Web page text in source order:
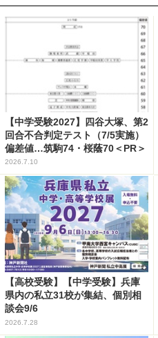
【中学受験2027】四谷大塚、第2
回合不合判定テスト（7/5実施）
偏差値…筑駒74・桜蔭70＜PR＞
2026.7.10
【高校受験】【中学受験】兵庫
県内の私立31校が集結、個別相
談会9/6
2026.7.28